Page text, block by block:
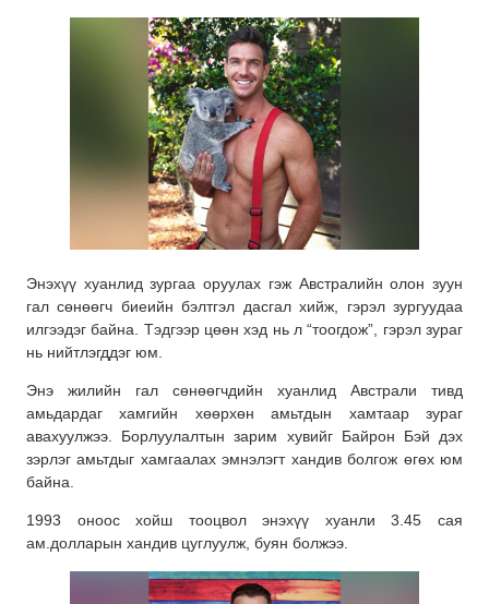
Энэхүү хуанлид зургаа оруулах гэж Австралийн олон зуун
гал сөнөөгч биеийн бэлтгэл дасгал хийж, гэрэл зургуудаа
илгээдэг байна. Тэдгээр цөөн хэд нь л “тоогдож”, гэрэл зураг
нь нийтлэгддэг юм.
Энэ жилийн гал сөнөөгчдийн хуанлид Австрали тивд
амьдардаг хамгийн хөөрхөн амьтдын хамтаар зураг
авахуулжээ. Борлуулалтын зарим хувийг Байрон Бэй дэх
зэрлэг амьтдыг хамгаалах эмнэлэгт хандив болгож өгөх юм
байна.
1993 оноос хойш тооцвол энэхүү хуанли 3.45 сая
ам.долларын хандив цуглуулж, буян болжээ.